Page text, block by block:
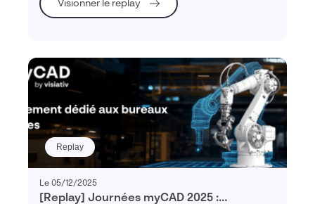
Visionner le replay
Replay
Le 05/12/2025
[Replay] Journées myCAD 2025 :